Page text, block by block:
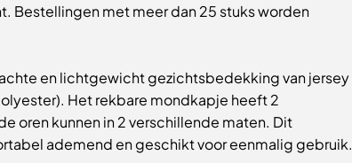
Bestellingen met meer dan 25 stuks worden
en lichtgewicht gezichtsbedekking van jersey
Het rekbare mondkapje heeft 2
oren kunnen in 2 verschillende maten. Dit
ademend en geschikt voor eenmalig gebruik.